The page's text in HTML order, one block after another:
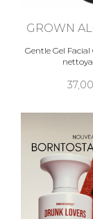
GROWN
Gentle Gel Facial